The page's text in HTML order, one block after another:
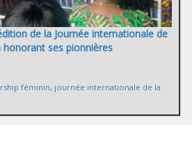
de la Journée internationale de
ses pionnières
féminin, journée internationale de la